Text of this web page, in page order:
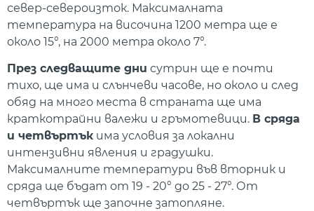
север-североизток. Максималната
температура на височина 1200 метра ще е
около 15°, на 2000 метра около 7°.
През следващите дни сутрин ще е почти
тихо, ще има и слънчеви часове, но около и след
обяд на много места в страната ще има
краткотрайни валежи и гръмотевици. В сряда
и четвъртък има условия за локални
интензивни явления и градушки.
Максималните температури във вторник и
сряда ще бъдат от 19 - 20° до 25 - 27°. От
четвъртък ще започне затопляне.